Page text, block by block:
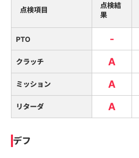
点検項目
点検結
果
PTO -
クラッチ A
ミッション A
リターダ A
デフ